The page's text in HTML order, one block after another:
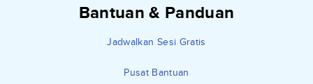
Bantuan & Panduan
Jadwalkan Sesi Gratis
Pusat Bantuan